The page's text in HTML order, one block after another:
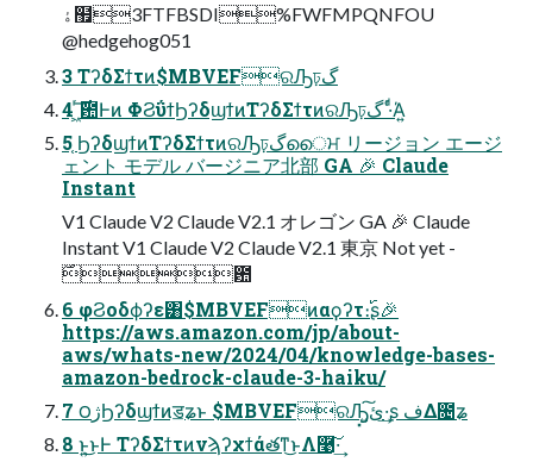
ۀ຿3FTFBSDI%FWFMPQNFOU
@hedgehog051
3 ΤʔδΣϯτͷ$MBVEFରԠঢ়گ
4 ͖ͬ࣌͞఺Ͱͷ ΦϨΰϯϦʔδϣϯͷΤʔδΣϯτͷରԠঢ়گ ·ͩͬΆ͍
5 ֤ϦʔδϣϯͷΤʔδΣϯτͷରԠঢ়گൈਮ リージョン エージ
ェント モデル バージニア北部 GA 🎉 Claude
Instant
V1 Claude V2 Claude V2.1 オレゴン GA 🎉 Claude
Instant V1 Claude V2 Claude V2.1 東京 Not yet -
࣌఺
6 φϨοδϕʔε͸$MBVEFͷαϙʔτ։࢝ʂ🎉
https://aws.amazon.com/jp/about-
aws/whats-new/2024/04/knowledge-bases-
amazon-bedrock-claude-3-haiku/
7 ౦ژϦʔδϣϯͷॾʑͱ $MBVEFରԠ͓ئ͍͠·͢ʂ فΔ೔ʑ
8 ͱ͍͏͜ͱͰ ΤʔδΣϯτͷνϡʔχϯάతͳ͜ͱΛ࿩͠·͢